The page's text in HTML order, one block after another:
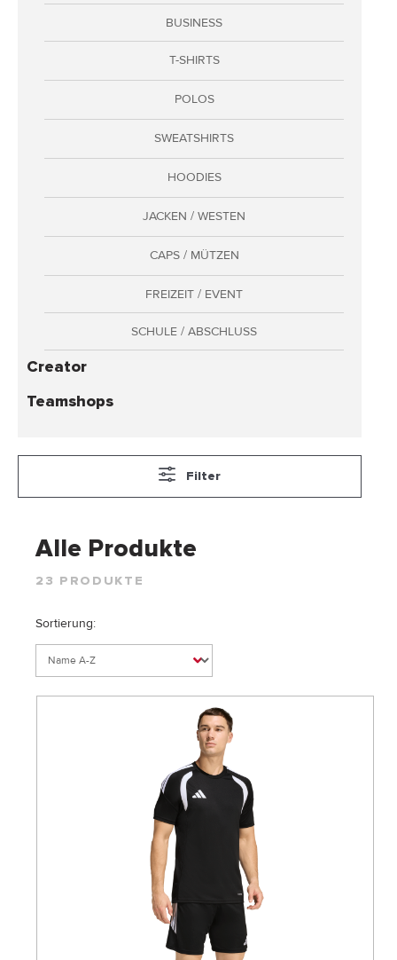
Zahlungsarten
Widerruf erklären
BUSINESS
T-SHIRTS
POLOS
SWEATSHIRTS
HOODIES
JACKEN / WESTEN
CAPS / MÜTZEN
FREIZEIT / EVENT
SCHULE / ABSCHLUSS
Creator
Teamshops
Filter
Alle Produkte
23 PRODUKTE
Sortierung: